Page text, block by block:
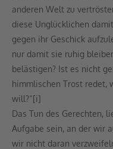
anderen Welt zu
diese Unglücklichen
gegen ihr Geschick
nur damit sie ruhig
belästigen? Ist es nicht
himmlischen Trost redet,
will?“[i]
Das Tun des Gerechten,
Aufgabe sein, an der wir
wir nicht daran